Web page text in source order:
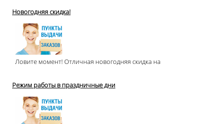
Новогодняя скидка!
Ловите момент! Отличная новогодняя скидка на
Режим работы в праздничные дни